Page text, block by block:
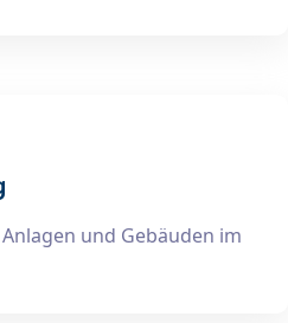
und Gebäuden im